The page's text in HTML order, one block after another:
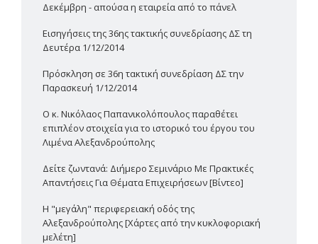
Δεκέμβρη - απούσα η εταιρεία από το πάνελ
Εισηγήσεις της 36ης τακτικής συνεδρίασης ΔΣ τη
Δευτέρα 1/12/2014
Πρόσκληση σε 36η τακτική συνεδρίαση ΔΣ την
Παρασκευή 1/12/2014
Ο κ. Νικόλαος Παπανικολόπουλος παραθέτει
επιπλέον στοιχεία για το ιστορικό του έργου του
Λιμένα Αλεξανδρούπολης
Δείτε ζωντανά: Διήμερο Σεμινάριο Με Πρακτικές
Απαντήσεις Για Θέματα Επιχειρήσεων [Βίντεο]
Η "μεγάλη" περιφερειακή οδός της
Αλεξανδρούπολης [Χάρτες από την κυκλοφοριακή
μελέτη]